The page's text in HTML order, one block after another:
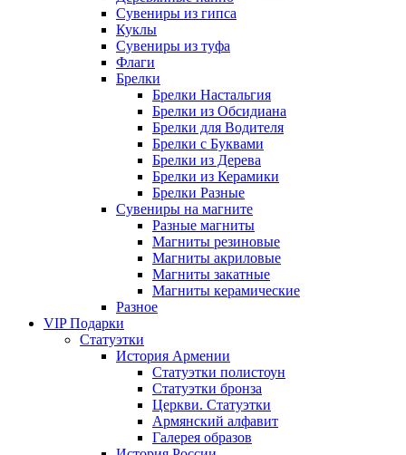
Сувениры из гипса
Куклы
Сувениры из туфа
Флаги
Брелки
Брелки Настальгия
Брелки из Обсидиана
Брелки для Водителя
Брелки с Буквами
Брелки из Дерева
Брелки из Керамики
Брелки Разные
Сувениры на магните
Разные магниты
Магниты резиновые
Магниты акриловые
Магниты закатные
Магниты керамические
Разное
VIP Подарки
Статуэтки
История Армении
Статуэтки полистоун
Статуэтки бронза
Церкви. Статуэтки
Армянский алфавит
Галерея образов